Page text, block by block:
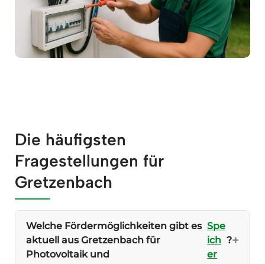
Die häufigsten
Fragestellungen für
Gretzenbach
Welche Fördermöglichkeiten gibt es
aktuell aus Gretzenbach für
Photovoltaik und
Spe
ich
er
?